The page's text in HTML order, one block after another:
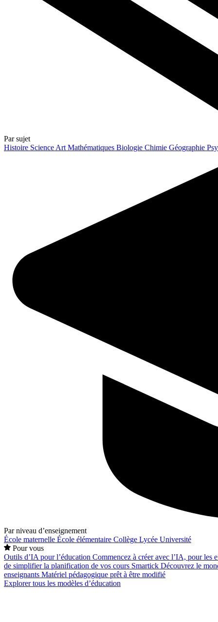
Par sujet
Histoire Science Art Mathématiques Biologie Chimie Géographie
Par niveau d’enseignement
École maternelle École élémentaire Collège Lycée Université
Pour vous
Outils d’IA pour l’éducation Commencez à créer avec l’IA, pour les
de simplifier la planification de vos cours Smartick Découvrez le
enseignants Matériel pédagogique prêt à être modifié
Explorer tous les modèles d’éducation